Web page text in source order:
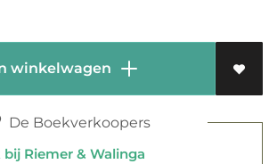
winkelwagen
De Boekverkoopers
Riemer & Walinga